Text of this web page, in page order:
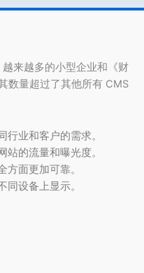
来越多的小型企业和《财
数量超过了其他所有 CMS
行业和客户的需求。
站的流量和曝光度。
方面更加可靠。
同设备上显示。